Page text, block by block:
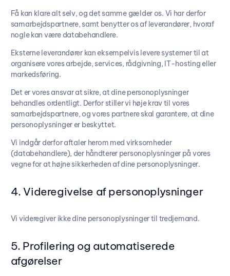
Få kan klare alt selv, og det samme gælder os. Vi har derfor
samarbejdspartnere, samt benytter os af leverandører, hvoraf
nogle kan være databehandlere.
Eksterne leverandører kan eksempelvis levere systemer til at
organisere vores arbejde, services, rådgivning, IT-hosting eller
markedsføring.
Det er vores ansvar at sikre, at dine personoplysninger
behandles ordentligt. Derfor stiller vi høje krav til vores
samarbejdspartnere, og vores partnere skal garantere, at dine
personoplysninger er beskyttet.
Vi indgår derfor aftaler herom med virksomheder
(databehandlere), der håndterer personoplysninger på vores
vegne for at højne sikkerheden af dine personoplysninger.
4. Videregivelse af personoplysninger
Vi videregiver ikke dine personoplysninger til tredjemand.
5. Profilering og automatiserede
afgørelser